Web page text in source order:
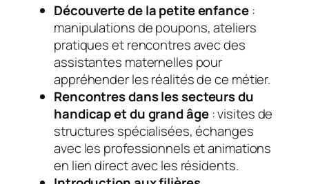
Découverte de la petite enfance:
manipulations de poupons, ateliers
pratiques et rencontres avec des
assistantes maternelles pour
appréhender les réalités de ce métier.
Rencontres dans les secteurs du
handicap et du grand âge: visites de
structures spécialisées, échanges
avec les professionnels et animations
en lien direct avec les résidents.